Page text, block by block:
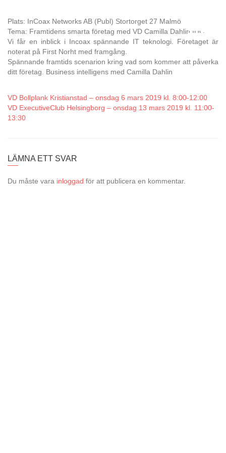
Plats: InCoax Networks AB (Publ) Stortorget 27 Malmö
Tema: Framtidens smarta företag med VD Camilla Dahlin IUC
Vi får en inblick i Incoax spännande IT teknologi. Företaget är
noterat på First Norht med framgång.
Spännande framtids scenarion kring vad som kommer att påverka
ditt företag. Business intelligens med Camilla Dahlin
VD Bollplank Kristianstad – onsdag 6 mars 2019 kl. 8:00-12:00
VD ExecutiveClub Helsingborg – onsdag 13 mars 2019 kl. 11:00-
13:30
LÄMNA ETT SVAR
Du måste vara inloggad för att publicera en kommentar.